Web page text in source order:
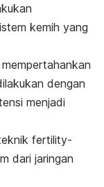
kemih yang
dengan
menjadi
fertility-
dari jaringan